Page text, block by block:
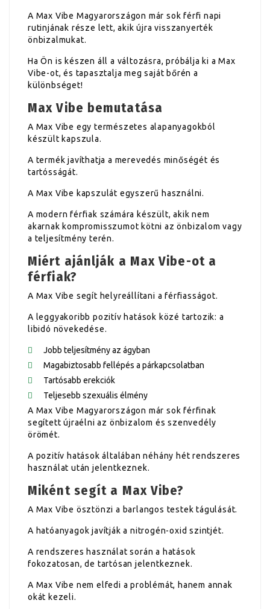
A Max Vibe Magyarországon már sok férfi napi
rutinjának része lett, akik újra visszanyerték
önbizalmukat.
Ha Ön is készen áll a változásra, próbálja ki a Max
Vibe-ot, és tapasztalja meg saját bőrén a
különbséget!
Max Vibe bemutatása
A Max Vibe egy természetes alapanyagokból
készült kapszula.
A termék javíthatja a merevedés minőségét és
tartósságát.
A Max Vibe kapszulát egyszerű használni.
A modern férfiak számára készült, akik nem
akarnak kompromisszumot kötni az önbizalom vagy
a teljesítmény terén.
Miért ajánlják a Max Vibe-ot a
férfiak?
A Max Vibe segít helyreállítani a férfiasságot.
A leggyakoribb pozitív hatások közé tartozik: a
libidó növekedése.
Jobb teljesítmény az ágyban
Magabiztosabb fellépés a párkapcsolatban
Tartósabb erekciók
Teljesebb szexuális élmény
A Max Vibe Magyarországon már sok férfinak
segített újraélni az önbizalom és szenvedély
örömét.
A pozitív hatások általában néhány hét rendszeres
használat után jelentkeznek.
Miként segít a Max Vibe?
A Max Vibe ösztönzi a barlangos testek tágulását.
A hatóanyagok javítják a nitrogén-oxid szintjét.
A rendszeres használat során a hatások
fokozatosan, de tartósan jelentkeznek.
A Max Vibe nem elfedi a problémát, hanem annak
okát kezeli.